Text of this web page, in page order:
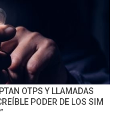
OTPS Y LLAMADAS
PODER DE LOS SIM